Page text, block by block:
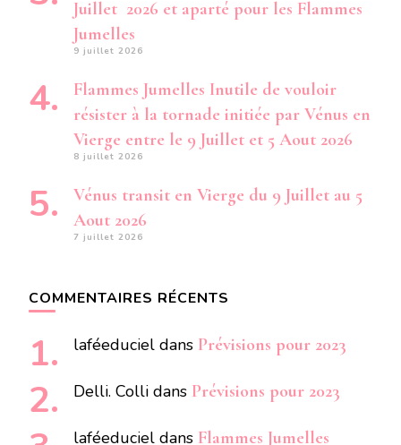
Juillet 2026 et aparté pour les Flammes
Jumelles
9 juillet 2026
Flammes Jumelles Inutile de vouloir
résister à la tornade initiée par Vénus en
Vierge entre le 9 Juillet et 5 Aout 2026
8 juillet 2026
Vénus transit en Vierge du 9 Juillet au 5
Aout 2026
7 juillet 2026
COMMENTAIRES RÉCENTS
laféeduciel dans Prévisions pour 2023
Delli. Colli dans Prévisions pour 2023
laféeduciel dans Flammes Jumelles